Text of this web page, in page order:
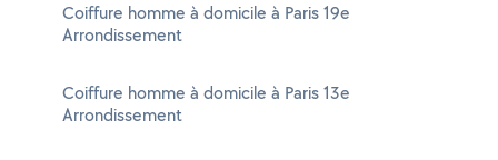
Coiffure homme à domicile à Paris 19e
Arrondissement
Coiffure homme à domicile à Paris 13e
Arrondissement